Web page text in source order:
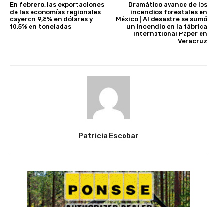
En febrero, las exportaciones
de las economías regionales
cayeron 9,8% en dólares y
10,5% en toneladas
Dramático avance de los
incendios forestales en
México | Al desastre se sumó
un incendio en la fábrica
International Paper en
Veracruz
Patricia Escobar